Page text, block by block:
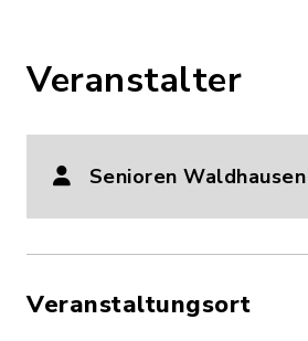
Veranstalter
Senioren Waldhausen
Veranstaltungsort